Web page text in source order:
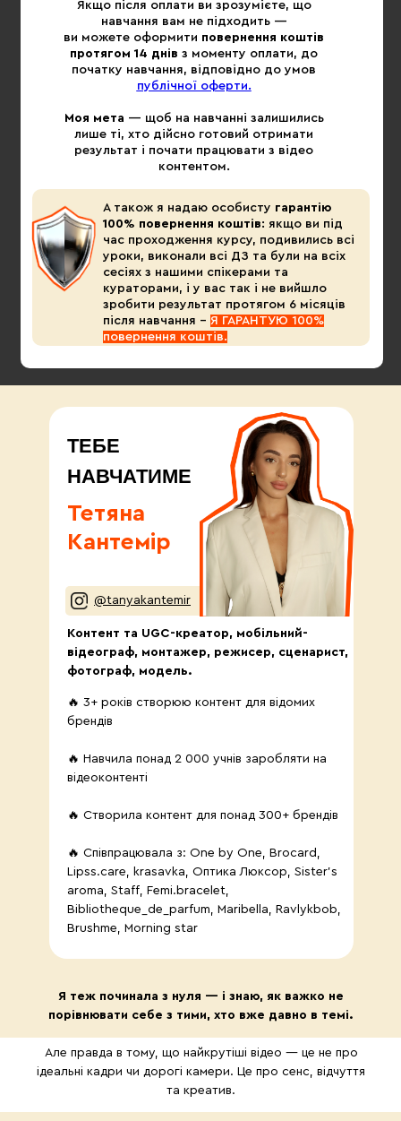
Якщо після оплати ви зрозумієте, що
навчання вам не підходить —
ви можете оформити повернення коштів
протягом 14 днів з моменту оплати, до
початку навчання, відповідно до умов
публічної оферти.
Моя мета — щоб на навчанні залишились
лише ті, хто дійсно готовий отримати
результат і почати працювати з відео
контентом.
А також я надаю особисту гарантію
100% повернення коштів: якщо ви під
час проходження курсу, подивились всі
уроки, виконали всі ДЗ та були на всіх
сесіях з нашими спікерами та
кураторами, і у вас так і не вийшло
зробити результат протягом 6 місяців
після навчання – Я ГАРАНТУЮ 100%
повернення коштів.
Тетяна
Кантемір
Я теж починала з нуля — і знаю, як важко не
порівнювати себе з тими, хто вже давно в темі.
Але правда в тому, що найкрутіші відео — це не про
ідеальні кадри чи дорогі камери. Це про сенс, відчуття
та креатив.
@tanyakantemir
ТЕБЕ
НАВЧАТИМЕ
Контент та UGC-креатор, мобільний-
відеограф, монтажер, режисер, сценарист,
фотограф, модель.
🔥 3+ років створюю контент для відомих
брендів
🔥 Навчила понад 2 000 учнів заробляти на
відеоконтенті
🔥 Створила контент для понад 300+ брендів
🔥 Співпрацювала з: One by One, Brocard,
Lipss.care, krasavka, Оптика Люксор, Sister’s
aroma, Staff, Femi.bracelet,
Bibliotheque_de_parfum, Maribella, Ravlykbob,
Brushme, Morning star